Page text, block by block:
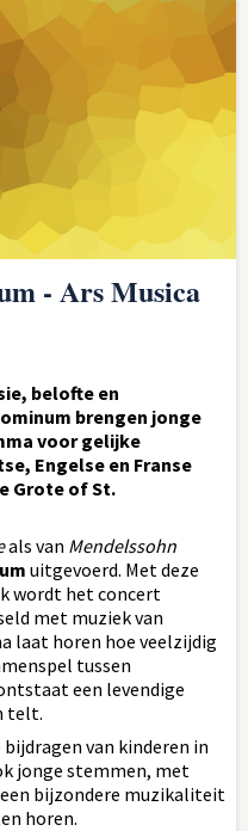
- Ars Musica
belofte en
brengen jonge
voor gelijke
Engelse en Franse
Grote of St.
als van Mendelssohn
uitgevoerd. Met deze
wordt het concert
met muziek van
laat horen hoe veelzijdig
tussen
een levendige
telt.
van kinderen in
jonge stemmen, met
bijzondere muzikaliteit
horen.